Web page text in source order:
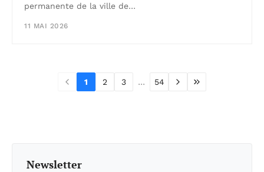
permanente de la ville de…
11 MAI 2026
1 2 3 ... 54
Newsletter